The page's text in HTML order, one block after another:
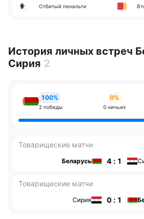
Отбитый пенальти
История личных встреч
Сирия 2
100%
2 победы
0%
0 ничьих
Товарищеские матчи
Беларусь 4 : 1
Товарищеские матчи
Сирия 0 : 1